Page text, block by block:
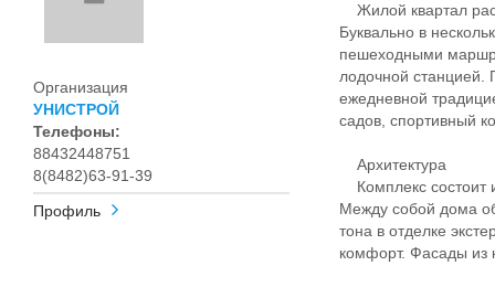
Организация
УНИСТРОЙ
Телефоны:
88432448751
8(8482)63-91-39
Профиль
Жилой квартал
Буквально в
пешеходными
лодочной станцией.
ежедневной
садов, спортивный
Архитектура
Комплекс состоит
Между собой дома
тона в отделке
комфорт. Фасады из